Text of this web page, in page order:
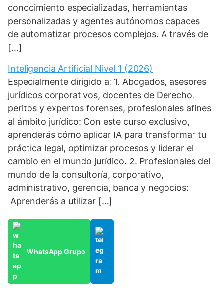
conocimiento especializadas, herramientas
personalizadas y agentes autónomos capaces
de automatizar procesos complejos. A través de
[…]
Inteligencia Artificial Nivel 1 (2026)
Especialmente dirigido a: 1. Abogados, asesores
jurídicos corporativos, docentes de Derecho,
peritos y expertos forenses, profesionales afines
al ámbito jurídico: Con este curso exclusivo,
aprenderás cómo aplicar IA para transformar tu
práctica legal, optimizar procesos y liderar el
cambio en el mundo jurídico. 2. Profesionales del
mundo de la consultoría, corporativo,
administrativo, gerencia, banca y negocios:
Aprenderás a utilizar […]
WhatsApp Grupo